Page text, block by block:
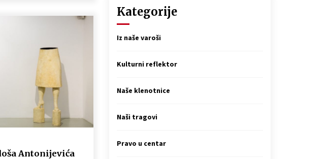
Antonijevića
Kategorije
Iz naše varoši
Kulturni reflektor
Naše klenotnice
Naši tragovi
Pravo u centar